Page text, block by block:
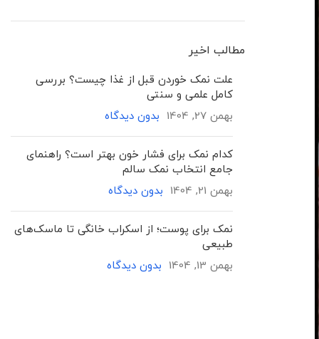
مطالب اخیر
علت نمک خوردن قبل از غذا چیست؟ بررسی
کامل علمی و سنتی
بهمن 27, 1404
بدون دیدگاه
کدام نمک برای فشار خون بهتر است؟ راهنمای
جامع انتخاب نمک سالم
بهمن 21, 1404
بدون دیدگاه
نمک برای پوست؛ از اسکراب خانگی تا ماسک‌های
طبیعی
بهمن 13, 1404
بدون دیدگاه